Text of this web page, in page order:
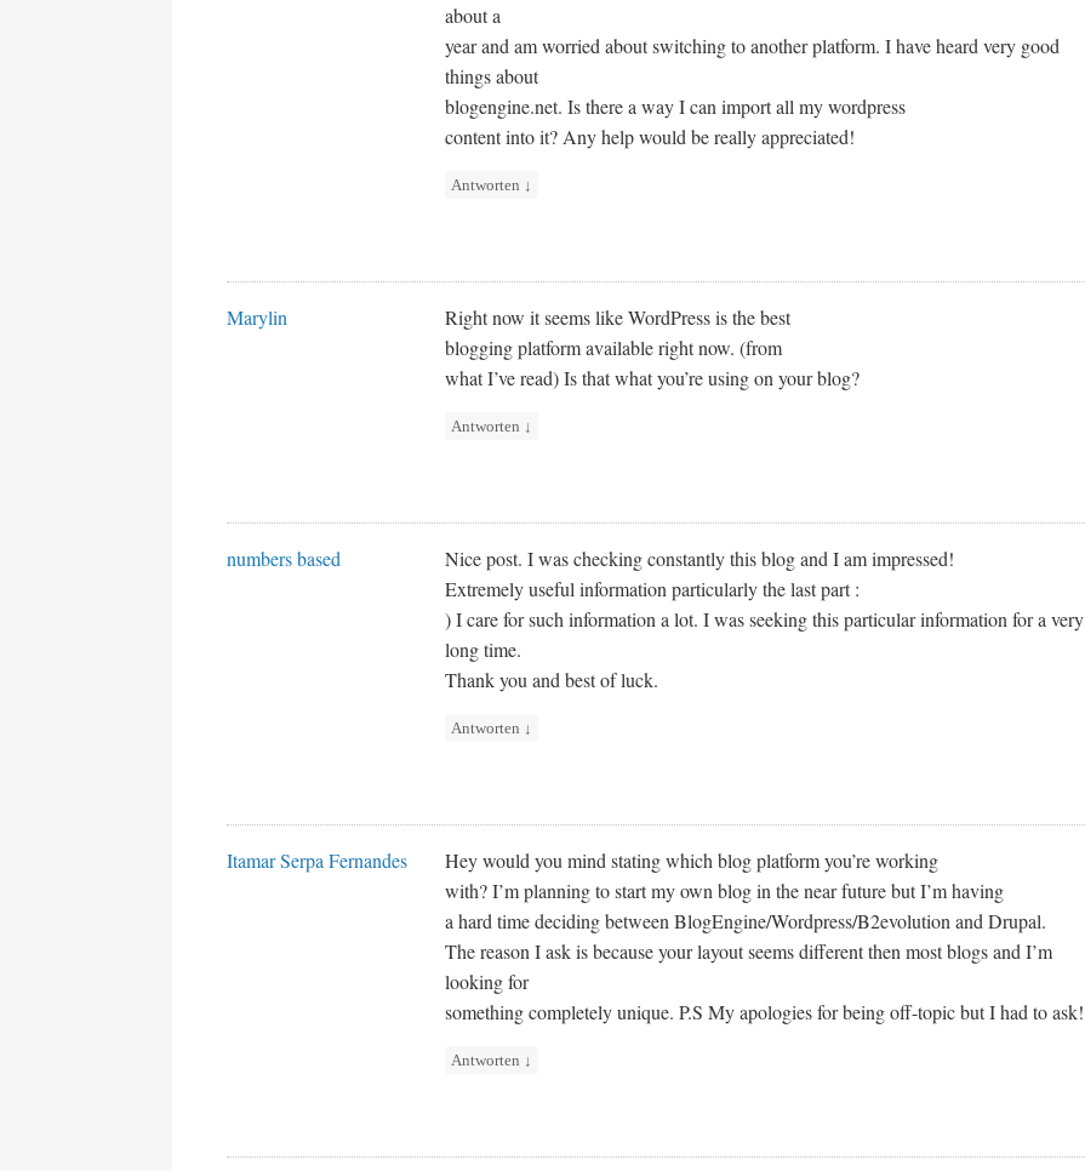
about a
year and am worried about switching to another platform. I have heard very good
things about
blogengine.net. Is there a way I can import all my wordpress
content into it? Any help would be really appreciated!
Antworten ↓
Marylin
Right now it seems like WordPress is the best
blogging platform available right now. (from
what I’ve read) Is that what you’re using on your blog?
Antworten ↓
numbers based
Nice post. I was checking constantly this blog and I am impressed!
Extremely useful information particularly the last part :
) I care for such information a lot. I was seeking this particular information for a very
long time.
Thank you and best of luck.
Antworten ↓
Itamar Serpa Fernandes
Hey would you mind stating which blog platform you’re working
with? I’m planning to start my own blog in the near future but I’m having
a hard time deciding between BlogEngine/Wordpress/B2evolution and Drupal.
The reason I ask is because your layout seems different then most blogs and I’m
looking for
something completely unique. P.S My apologies for being off-topic but I had to ask!
Antworten ↓